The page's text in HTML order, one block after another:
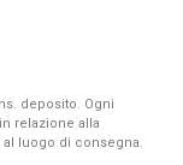
deposito. Ogni
relazione alla
luogo di consegna.